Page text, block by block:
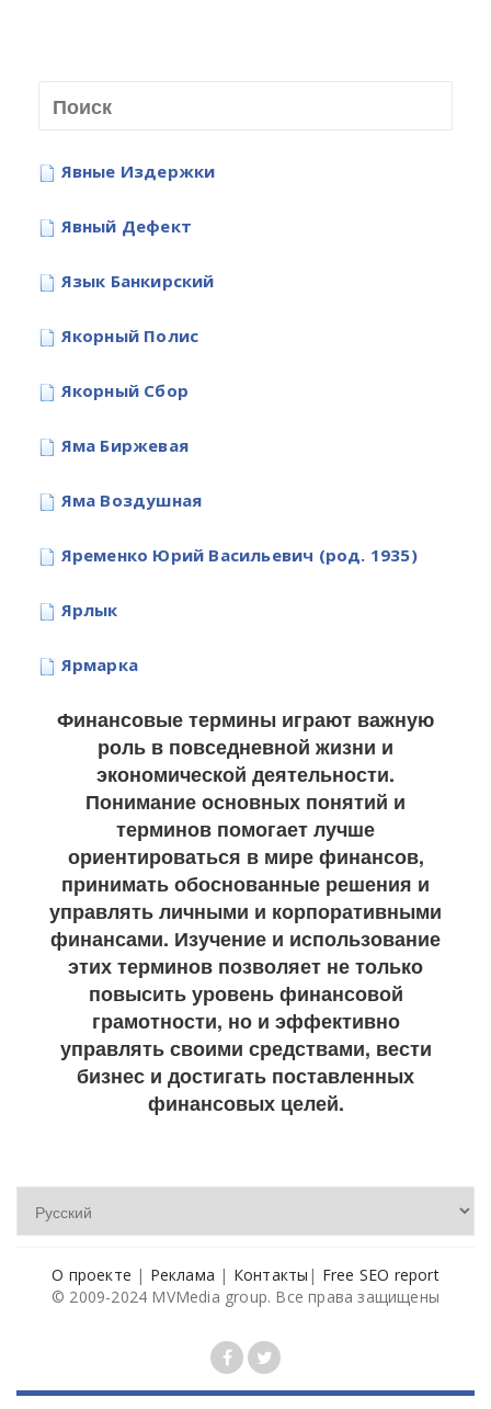
Явные Издержки
Явный Дефект
Язык Банкирский
Якорный Полис
Якорный Сбор
Яма Биржевая
Яма Воздушная
Яременко Юрий Васильевич (род. 1935)
Ярлык
Ярмарка
Финансовые термины играют важную
роль в повседневной жизни и
экономической деятельности.
Понимание основных понятий и
терминов помогает лучше
ориентироваться в мире финансов,
принимать обоснованные решения и
управлять личными и корпоративными
финансами. Изучение и использование
этих терминов позволяет не только
повысить уровень финансовой
грамотности, но и эффективно
управлять своими средствами, вести
бизнес и достигать поставленных
финансовых целей.
О проекте | Реклама | Контакты | Free SEO report
© 2009-2024 MVMedia group. Все права защищены